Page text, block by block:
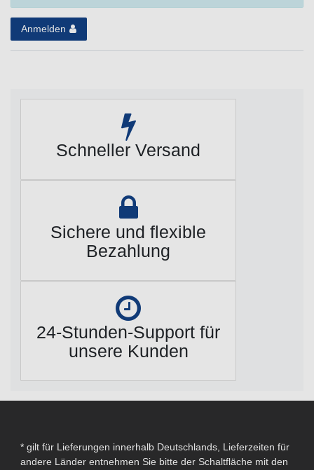
Anmelden
Schneller Versand
Sichere und flexible
Bezahlung
24-Stunden-Support für
unsere Kunden
* gilt für Lieferungen innerhalb Deutschlands, Lieferzeiten für
andere Länder entnehmen Sie bitte der Schaltfläche mit den